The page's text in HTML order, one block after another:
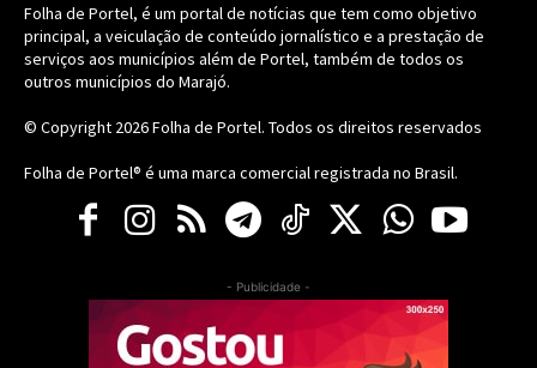
Folha de Portel, é um portal de notícias que tem como objetivo
principal, a veiculação de conteúdo jornalístico e a prestação de
serviços aos municípios além de Portel, também de todos os
outros municípios do Marajó.
© Copyright 2026Folha de Portel. Todos os direitos reservados
Folha de Portel® é uma marca comercial registrada no Brasil.
- Publicidade -